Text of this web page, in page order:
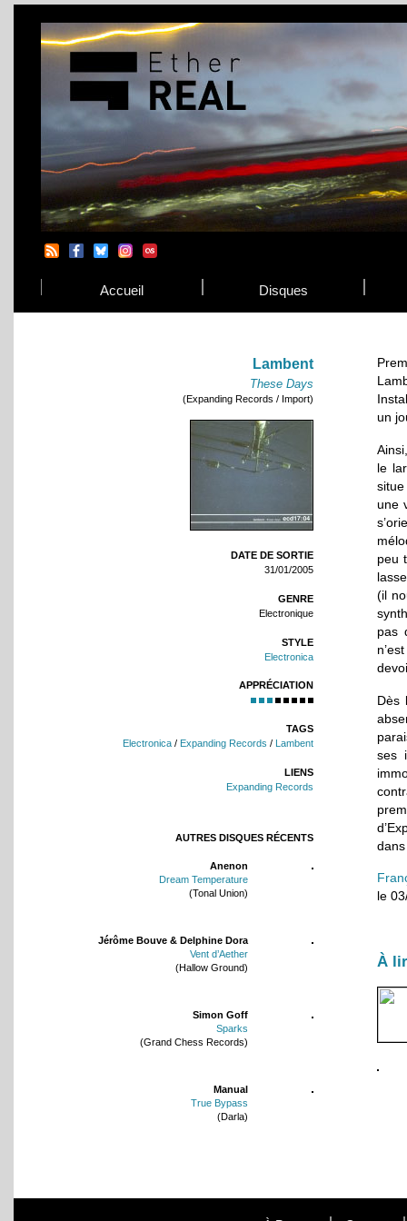
Accueil Disques
Lambent
These Days
(Expanding Records / Import)
DATE DE SORTIE
31/01/2005
GENRE
Electronique
STYLE
Electronica
APPRÉCIATION
TAGS
Electronica / Expanding Records / Lambent
LIENS
Expanding Records
AUTRES DISQUES RÉCENTS
Anenon
Dream Temperature
(Tonal Union)
Jérôme Bouve & Delphine Dora
Vent d’Aether
(Hallow Ground)
Simon Goff
Sparks
(Grand Chess Records)
Manual
True Bypass
(Darla)
un
le
une
peu
(il
pas
Dès
ses
le
À